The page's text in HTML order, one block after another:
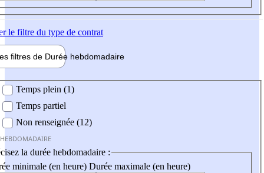
le filtre du type de contrat
filtres de Durée hebdomadaire
Temps plein (1)
Temps partiel
Non renseignée (12)
la durée hebdomadaire :
minimale (en heure) Durée maximale (en heure)